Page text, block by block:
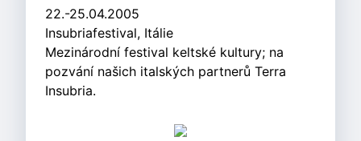
22.-25.04.2005
Insubriafestival, Itálie
Mezinárodní festival keltské kultury; na
pozvání našich italských partnerů Terra
Insubria.